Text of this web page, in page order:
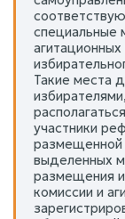
специальные
Такие места
участники
выделенных
размещения
комиссии и